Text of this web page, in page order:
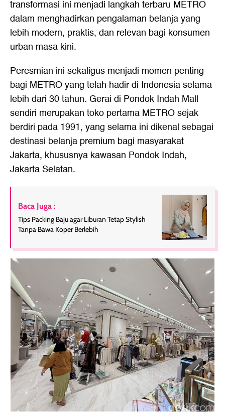
transformasi ini menjadi langkah terbaru METRO
dalam menghadirkan pengalaman belanja yang
lebih modern, praktis, dan relevan bagi konsumen
urban masa kini.
Peresmian ini sekaligus menjadi momen penting
bagi METRO yang telah hadir di Indonesia selama
lebih dari 30 tahun. Gerai di Pondok Indah Mall
sendiri merupakan toko pertama METRO sejak
berdiri pada 1991, yang selama ini dikenal sebagai
destinasi belanja premium bagi masyarakat
Jakarta, khususnya kawasan Pondok Indah,
Jakarta Selatan.
Baca Juga :
Tips Packing Baju agar Liburan Tetap Stylish
Tanpa Bawa Koper Berlebih